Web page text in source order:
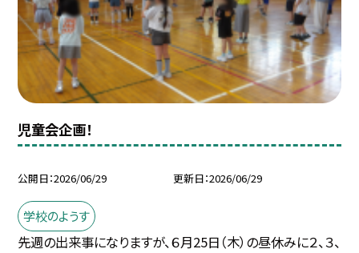
児童会企画！
公開日 2026/06/29 更新日 2026/06/29
学校のようす
先週の出来事になりますが、６月25日（木）の昼休みに２、３、